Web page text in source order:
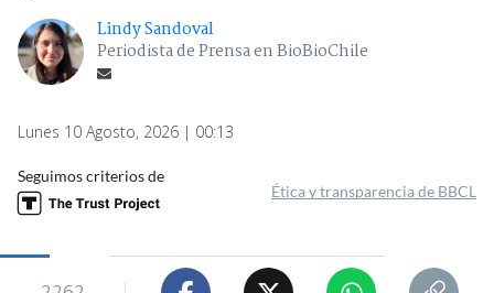
Lindy Sandoval
Periodista de Prensa en BioBioChile
Lunes 10 Agosto, 2026 | 00:13
Seguimos criterios de
Ética y transparencia de BBCL